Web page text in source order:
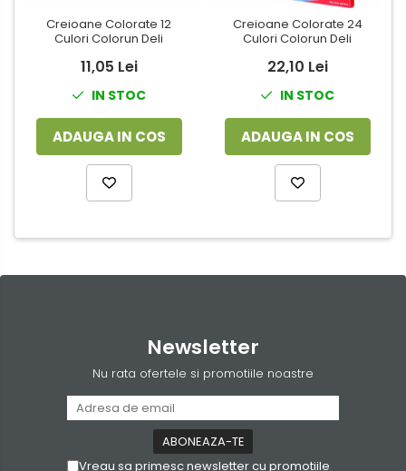
Creioane Colorate 12
Culori Colorun Deli
11,05 Lei
IN STOC
ADAUGA IN COS
Creioane Colorate 24
Culori Colorun Deli
22,10 Lei
IN STOC
ADAUGA IN COS
Newsletter
Nu rata ofertele si promotiile noastre
Vreau sa primesc newsletter cu promotiile